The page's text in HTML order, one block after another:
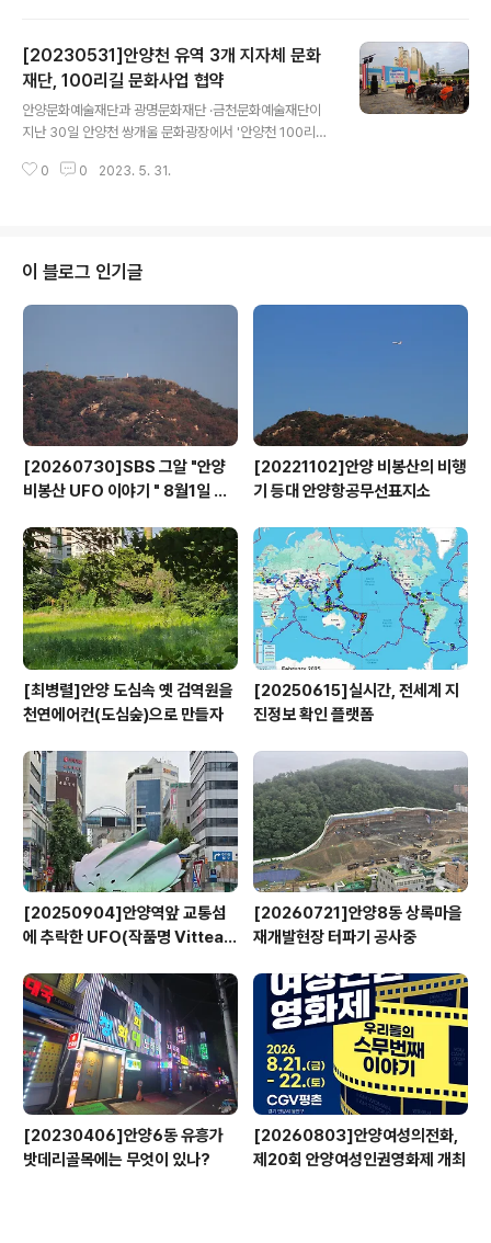
장인 하 시장은 시장들과 대화하는 자리에서 갑자기 7개
시 통합을 제안했다. 그는 "전국 단위의 행사 등을 개최하
기에는 각 도시의 인프라가 부족하다. 또 쓰레기소각장과
하수종말 처리장 같은 시설을 도시마다 갖춰야 하는 불합
의 통합 제안에 대해 현장에 있던 6개 시 단체장중 군포시
[20230531]안양천 유역 3개 지자체 문화
재단, 100리길 문화사업 협약
안양문화예술재단과 광명문화재단 ·금천문화예술재단이
지난 30일 안양천 쌍개울 문화광장에서 '안양천 100리길,
협약식은 200여 명의 시민이 참석한 가운데 진행됐으며,
한강공장, 광명에서 활동하는 현대무용가 김모든, 정규연
듀오가 협약식에 참석한 시민들에게 다양한 볼거리를 선사
했다. \이날 3개 문화기관이 함께 추진하는 본 사업은 안양
지역 간 연계·협력 사업 공동 추진 ▲재단..
0 0 2023. 5. 31.
이 블로그 인기글
[20260730]SBS 그알 "안양
비봉산 UFO 이야기 " 8월1일 방
[20221102]안양 비봉산의 비행
기 등대 안양항공무선표지소
[최병렬]안양 도심속 옛 검역원을
천연에어컨(도심숲)으로 만들자
[20250615]실시간, 전세계 지
진정보 확인 플랫폼
[20250904]안양역앞 교통섬
에 추락한 UFO(작품명 Vitteau
[20260721]안양8동 상록마을
재개발현장 터파기 공사중
[20230406]안양6동 유흥가
밧데리골목에는 무엇이 있나?
[20260803]안양여성의전화,
제20회 안양여성인권영화제 개최